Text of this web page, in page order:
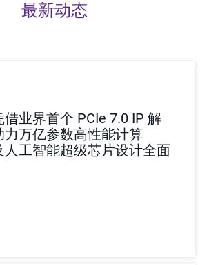
最新动态
业界首个 PCIe 7.0 IP 解
力万亿参数高性能计算
人工智能超级芯片设计全面